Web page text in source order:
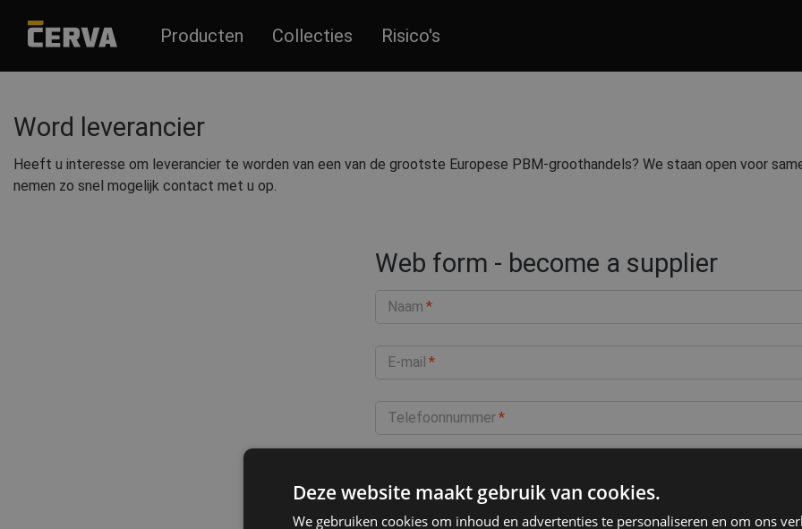
Producten Collecties Risico's
Word leverancier
Heeft u interesse om leverancier te worden van een van de grootste Europese PBM-groothandels? We staan open voor
nemen zo snel mogelijk contact met u op.
Web form - become a supplier
Naam
E-mail
Telefoonnummer
Deze website maakt gebruik van cookies.
We gebruiken cookies om inhoud en advertenties te personaliseren en om ons